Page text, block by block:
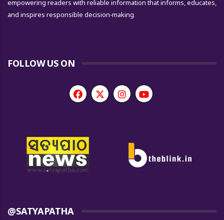
empowering readers with reliable information that informs, educates,
and inspires responsible decision-making.
FOLLOW US ON
@SATYAPATHA